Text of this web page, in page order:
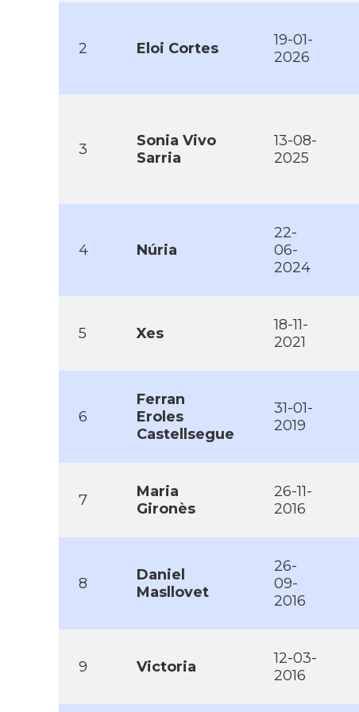
2 Eloi Cortes
19-01-
2026
3
Sonia Vivo
Sarria
13-08-
2025
4 Núria
22-
06-
2024
5 Xes
18-11-
2021
6
Ferran
Eroles
Castellsegue
31-01-
2019
7
Maria
Gironès
26-11-
2016
8
Daniel
Masllovet
26-
09-
2016
9 Victoria
12-03-
2016